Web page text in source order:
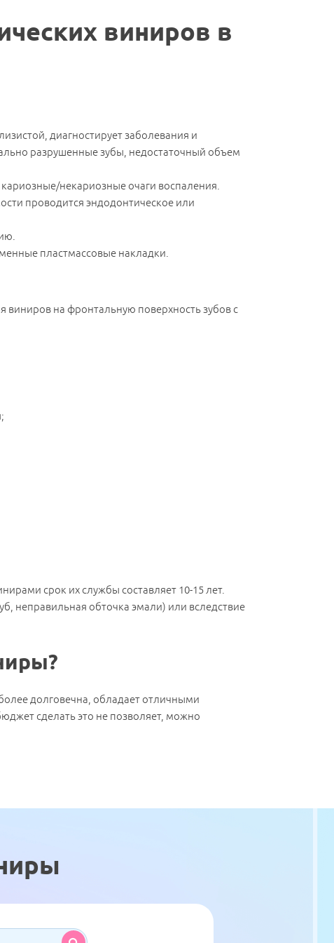
виниров в
диагностирует заболевания и
разрушенные зубы, недостаточный объем
некариозные очаги воспаления.
проводится эндодонтическое или
пластмассовые накладки.
виниров на фронтальную поверхность зубов с
срок их службы составляет 10-15 лет.
неправильная обточка эмали) или вследствие
долговечна, обладает отличными
сделать это не позволяет, можно